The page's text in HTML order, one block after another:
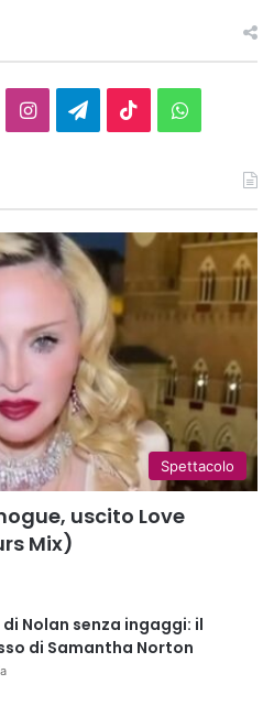
InstagramTelegram
TikTok
Spettacolo
uscito Love
Mix)
di Nolan senza ingaggi: il
di Samantha Norton